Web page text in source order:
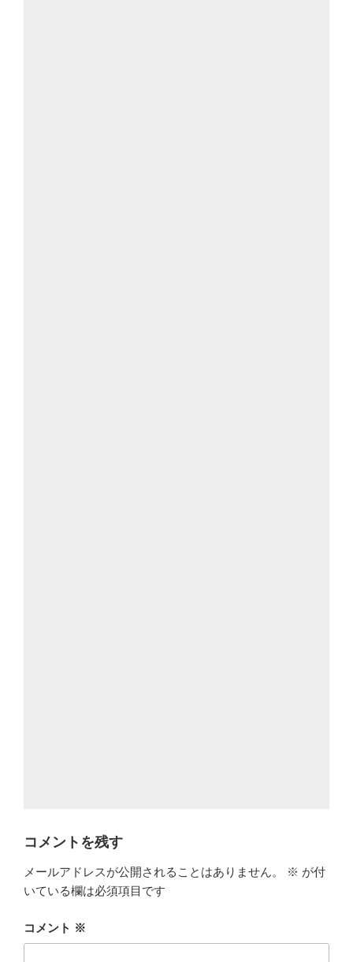
コメントを残す
メールアドレスが公開されることはありません。 ※ が付
いている欄は必須項目です
コメント ※